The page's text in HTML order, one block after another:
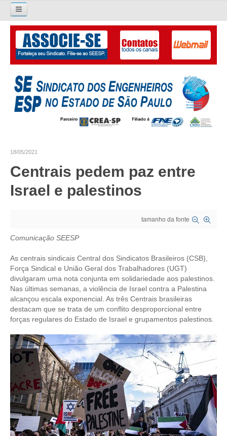
Pesquisar...
O SINDICATO
APRESENTAÇÃO
PALAVRA DO PRESIDENTE
SUBSEDES SINDICAIS
CONSELHO TECNOLÓGICO
HISTÓRICO E ATUAÇÃO
COMPOSIÇÃO
PERSONALIDADES DA TECNOLOGIA
NÚCLEO DA MULHER ENGENHEIRA
TRANSPARÊNCIA
JURÍDICO
CONSULTORIA
18/05/2021
Centrais pedem paz entre
Israel e palestinos
tamanho da fonte
Comunicação SEESP
As centrais sindicais Central dos Sindicatos Brasileiros (CSB),
Força Sindical e União Geral dos Trabalhadores (UGT)
divulgaram uma nota conjunta em solidariedade aos palestinos.
Nas últimas semanas, a violência de Israel contra a Palestina
alcançou escala exponencial. As três Centrais brasileiras
destacam que se trata de um conflito desproporcional entre
forças regulares do Estado de Israel e grupamentos palestinos.